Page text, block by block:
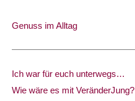
Genuss im Alltag
Ich war für euch unterwegs…
Wie wäre es mit VeränderJung?